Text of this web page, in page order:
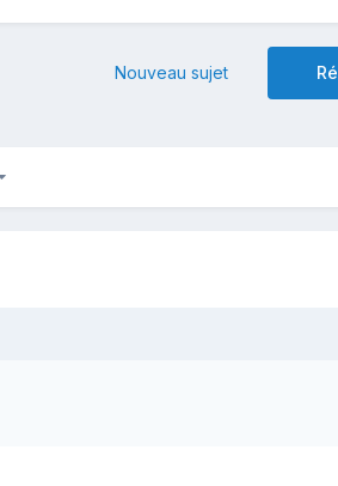
Nouveau sujet